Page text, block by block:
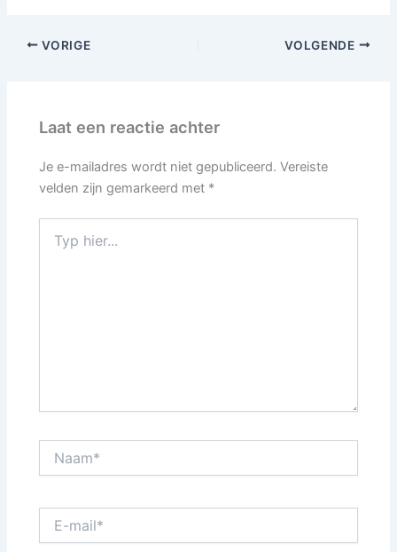
VORIGE VOLGENDE
Laat een reactie achter
Je e-mailadres wordt niet gepubliceerd. Vereiste
velden zijn gemarkeerd met *
hier...
mail*